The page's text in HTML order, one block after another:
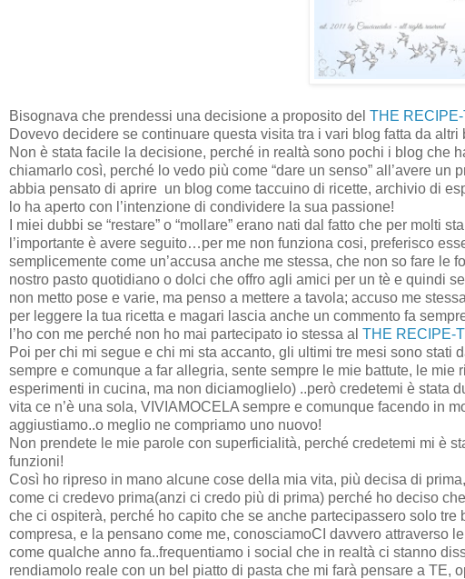
Bisognava che prendessi una decisione a proposito del THE
Dovevo decidere se continuare questa visita tra i vari blog fatta da
Non è stata facile la decisione, perché in realtà sono pochi i blog che
chiamarlo così, perché lo vedo più come “dare un senso” all’avere
abbia pensato di aprire un blog come taccuino di ricette, archivio di
lo ha aperto con l’intenzione di condividere la sua passione!
I miei dubbi se “restare” o “mollare” erano nati dal fatto che per molti
l’importante è avere seguito…per me non funziona cosi, preferisco
semplicemente come un’accusa anche me stessa, che non so fare le
nostro pasto quotidiano o dolci che offro agli amici per un tè e quindi
non metto pose e varie, ma penso a mettere a tavola; accuso me
per leggere la tua ricetta e magari lascia anche un commento fa
l’ho con me perché non ho mai partecipato io stessa al THE RECIPE-
Poi per chi mi segue e chi mi sta accanto, gli ultimi tre mesi sono
sempre e comunque a far allegria, sente sempre le mie battute, le
esperimenti in cucina, ma non diciamoglielo) ..però credetemi è stata
vita ce n’è una sola, VIVIAMOCELA sempre e comunque facendo in
aggiustiamo..o meglio ne compriamo uno nuovo!
Non prendete le mie parole con superficialità, perché credetemi mi è
funzioni!
Così ho ripreso in mano alcune cose della mia vita, più decisa di
come ci credevo prima(anzi ci credo più di prima) perché ho deciso
che ci ospiterà, perché ho capito che se anche partecipassero solo
compresa, e la pensano come me, conosciamoCI davvero attraverso
come qualche anno fa..frequentiamo i social che in realtà ci stanno
rendiamolo reale con un bel piatto di pasta che mi farà pensare a TE,